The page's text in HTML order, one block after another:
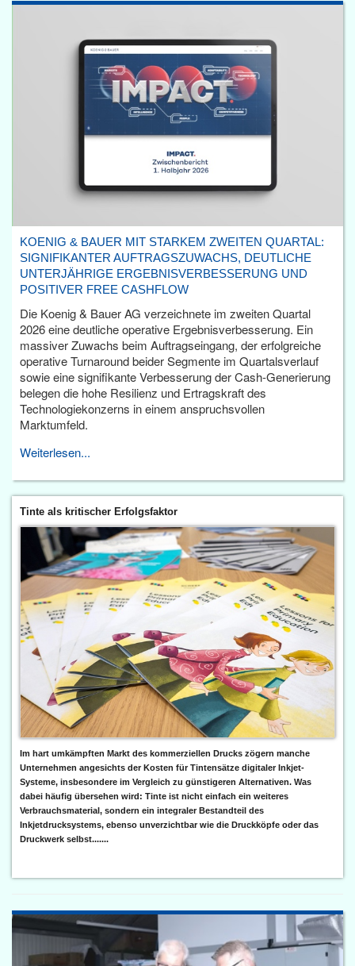
KOENIG & BAUER MIT STARKEM ZWEITEN QUARTAL:
SIGNIFIKANTER AUFTRAGSZUWACHS, DEUTLICHE
UNTERJÄHRIGE ERGEBNISVERBESSERUNG UND
POSITIVER FREE CASHFLOW
Die Koenig & Bauer AG verzeichnete im zweiten Quartal
2026 eine deutliche operative Ergebnisverbesserung. Ein
massiver Zuwachs beim Auftragseingang, der erfolgreiche
operative Turnaround beider Segmente im Quartalsverlauf
sowie eine signifikante Verbesserung der Cash-Generierung
belegen die hohe Resilienz und Ertragskraft des
Technologiekonzerns in einem anspruchsvollen
Marktumfeld.
Weiterlesen...
Tinte als kritischer Erfolgsfaktor
Im hart umkämpften Markt des kommerziellen Drucks zögern manche
Unternehmen angesichts der Kosten für Tintensätze digitaler Inkjet-
Systeme, insbesondere im Vergleich zu günstigeren Alternativen. Was
dabei häufig übersehen wird: Tinte ist nicht einfach ein weiteres
Verbrauchsmaterial, sondern ein integraler Bestandteil des
Inkjetdrucksystems, ebenso unverzichtbar wie die Druckköpfe oder das
Druckwerk selbst.......